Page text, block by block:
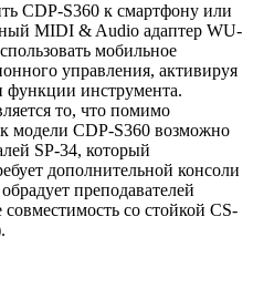
CDP-S360 к смартфону или
MIDI & Audio адаптер WU-
мобильное
управления, активируя
инструмента.
то, что помимо
модели CDP-S360 возможно
SP-34, который
дополнительной консоли
преподавателей
со стойкой CS-